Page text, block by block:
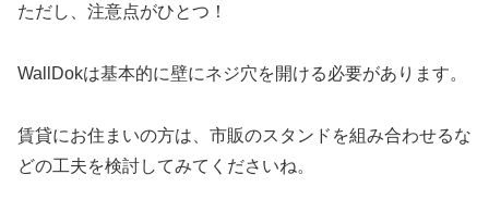
ただし、注意点がひとつ！
WallDokは基本的に壁にネジ穴を開ける必要があります。
賃貸にお住まいの方は、市販のスタンドを組み合わせるな
どの工夫を検討してみてくださいね。